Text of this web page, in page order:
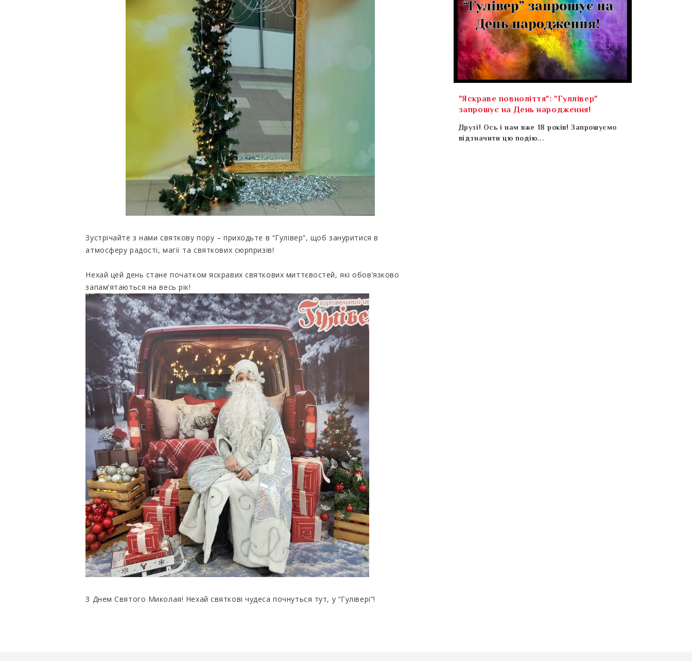
Зустрічайте з нами святкову пору – приходьте в “Гулівер”, щоб зануритися в
атмосферу радості, магії та святкових сюрпризів!
Нехай цей день стане початком яскравих святкових миттєвостей, які обов’язково
запам’ятаються на весь рік!
З Днем Святого Миколая! Нехай святкові чудеса почнуться тут, у “Гулівері”!
"Яскраве повноліття": "Гуллівер"
запрошує на День народження!
Друзі! Ось і нам вже 18 років! Запрошуємо
відзначити цю подію...